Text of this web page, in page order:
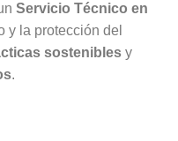
Servicio Técnico en
y la protección del
sostenibles y
.